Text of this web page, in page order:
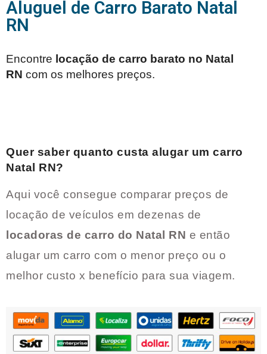
Aluguel de Carro Barato Natal
RN
Encontre locação de carro barato no Natal
RN com os melhores preços.
Quer saber quanto custa alugar um carro
Natal RN?
Aqui você consegue comparar preços de
locação de veículos em dezenas de
locadoras de carro do Natal RN e então
alugar um carro com o menor preço ou o
melhor custo x benefício para sua viagem.